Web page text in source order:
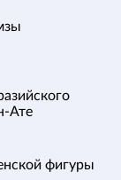
Ате
фигуры